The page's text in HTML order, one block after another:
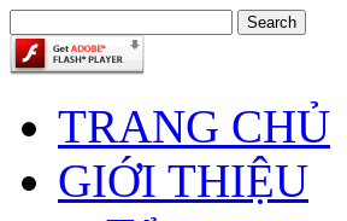
TRANG CHỦ
GIỚI THIỆU